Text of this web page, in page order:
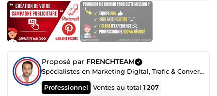
Proposé par FRENCHTEAM
Spécialistes en Marketing Digital, Trafic & Conversion
Professionnel Ventes au total1 207